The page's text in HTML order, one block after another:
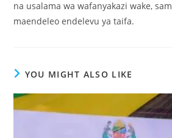
na usalama wa wafanyakazi wake,
maendeleo endelevu ya taifa.
YOU MIGHT ALSO LIKE